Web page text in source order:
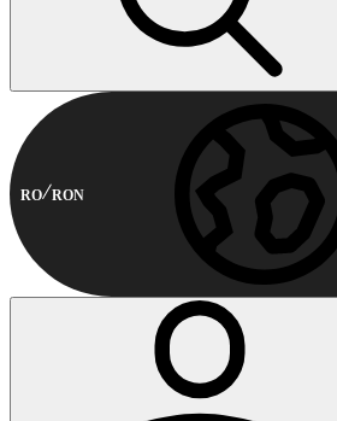
RO RON